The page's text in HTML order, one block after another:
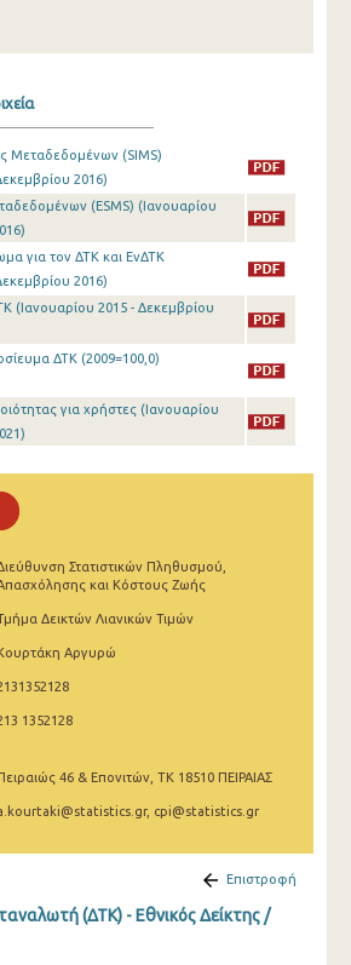
2025
2025
2024
Μεταδεδομένων (SIMS)
2016)
(ESMS) (Ιανουαρίου
για τον ΔΤΚ και ΕνΔΤΚ
2016)
(Ιανουαρίου 2015 - Δεκεμβρίου
ΔΤΚ (2009=100,0)
για χρήστες (Ιανουαρίου
Στατιστικών Πληθυσμού,
και Κόστους Ζωής
Δεικτών Λιανικών Τιμών
Αργυρώ
1352128
46 & Επονιτών, ΤΚ 18510 ΠΕΙΡΑΙΑΣ
cpi@statistics.gr
Επιστροφή
(ΔΤΚ) - Εθνικός Δείκτης /